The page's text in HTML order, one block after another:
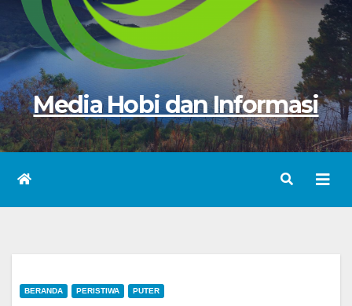
Media Hobi dan Informasi
BERANDA PERISTIWA PUTER